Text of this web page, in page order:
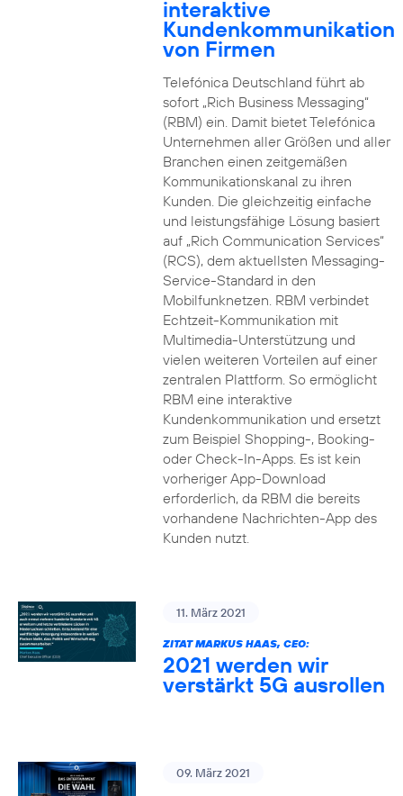
interaktive
Kundenkommunikation
von Firmen
Telefónica Deutschland führt ab
sofort „Rich Business Messaging“
(RBM) ein. Damit bietet Telefónica
Unternehmen aller Größen und aller
Branchen einen zeitgemäßen
Kommunikationskanal zu ihren
Kunden. Die gleichzeitig einfache
und leistungsfähige Lösung basiert
auf „Rich Communication Services“
(RCS), dem aktuellsten Messaging-
Service-Standard in den
Mobilfunknetzen. RBM verbindet
Echtzeit-Kommunikation mit
Multimedia-Unterstützung und
vielen weiteren Vorteilen auf einer
zentralen Plattform. So ermöglicht
RBM eine interaktive
Kundenkommunikation und ersetzt
zum Beispiel Shopping-, Booking-
oder Check-In-Apps. Es ist kein
vorheriger App-Download
erforderlich, da RBM die bereits
vorhandene Nachrichten-App des
Kunden nutzt.
11. März 2021
ZITAT MARKUS HAAS, CEO:
2021 werden wir
verstärkt 5G ausrollen
09. März 2021